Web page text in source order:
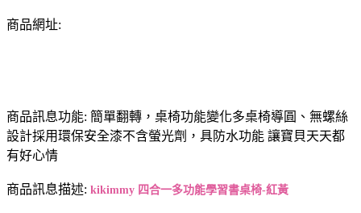
商品網址:
商品訊息功能: 簡單翻轉，桌椅功能變化多桌椅導圓、無螺絲
設計採用環保安全漆不含螢光劑，具防水功能 讓寶貝天天都
有好心情
商品訊息描述: kikimmy 四合一多功能學習書桌椅-紅黃